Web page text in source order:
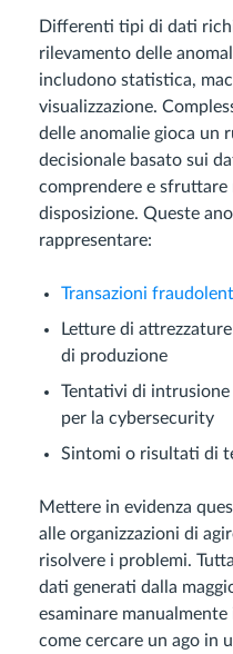
Differenti tipi di dati
rilevamento delle
includono statistica,
visualizzazione.
delle anomalie gioca un
decisionale basato sui
comprendere e
disposizione. Queste
rappresentare:
Transazioni
Letture di
di produzione
Tentativi di
per la cybersecurity
Sintomi o risultati di
Mettere in evidenza
alle organizzazioni di
risolvere i problemi.
dati generati dalla
esaminare
come cercare un ago in